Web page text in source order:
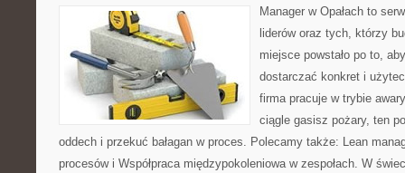
Manager w Opałach to
liderów oraz tych, którzy
miejsce powstało po to,
dostarczać konkret i
firma pracuje w trybie
ciągle gasisz pożary, ten
oddech i przekuć bałagan w proces. Polecamy także: Lean
procesów i Współpraca międzypokoleniowa w zespołach. W